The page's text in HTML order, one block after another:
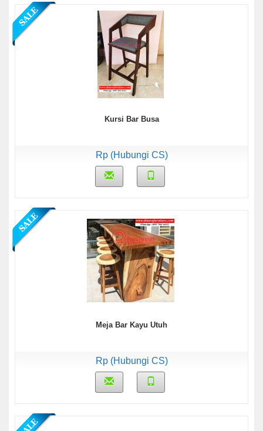
Kursi Bar Busa
Rp (Hubungi CS)
Meja Bar Kayu Utuh
Rp (Hubungi CS)